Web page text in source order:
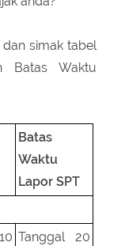
simak tabel
Batas Waktu
Batas
Waktu
Lapor SPT
Tanggal 20